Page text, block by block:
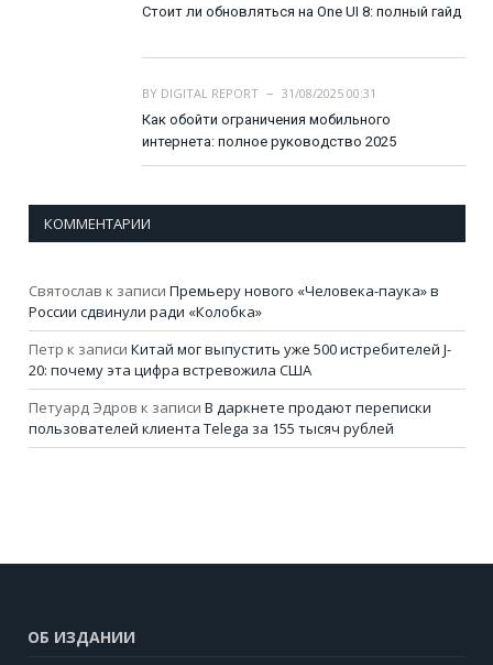
Стоит ли обновляться на One UI 8: полный гайд
BY DIGITAL REPORT
31/08/2025 00:31
Как обойти ограничения мобильного
интернета: полное руководство 2025
КОММЕНТАРИИ
Святослав к записи Премьеру нового «Человека-паука» в
России сдвинули ради «Колобка»
Петр к записи Китай мог выпустить уже 500 истребителей J-
20: почему эта цифра встревожила США
Петуард Эдров к записи В даркнете продают переписки
пользователей клиента Telega за 155 тысяч рублей
ОБ ИЗДАНИИ